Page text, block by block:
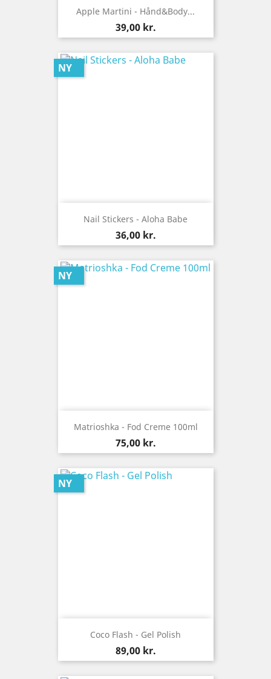
Apple Martini - Hånd&Body...
Pris
39,00 kr.
Nail Stickers - Aloha Babe
Pris
36,00 kr.
NY
Matrioshka - Fod Creme 100ml
Pris
75,00 kr.
NY
Coco Flash - Gel Polish
Pris
89,00 kr.
NY